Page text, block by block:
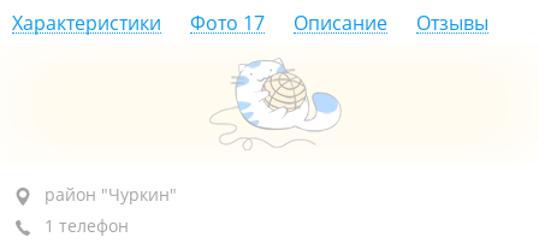
Характеристики Фото 17 Описание Отзывы
район "Чуркин", ул. Фастовская, 29
+7 964 434-87-77
район "Чуркин"
1 телефон